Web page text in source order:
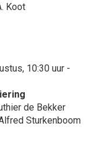
Koot
10:30 uur -
de Bekker
Sturkenboom